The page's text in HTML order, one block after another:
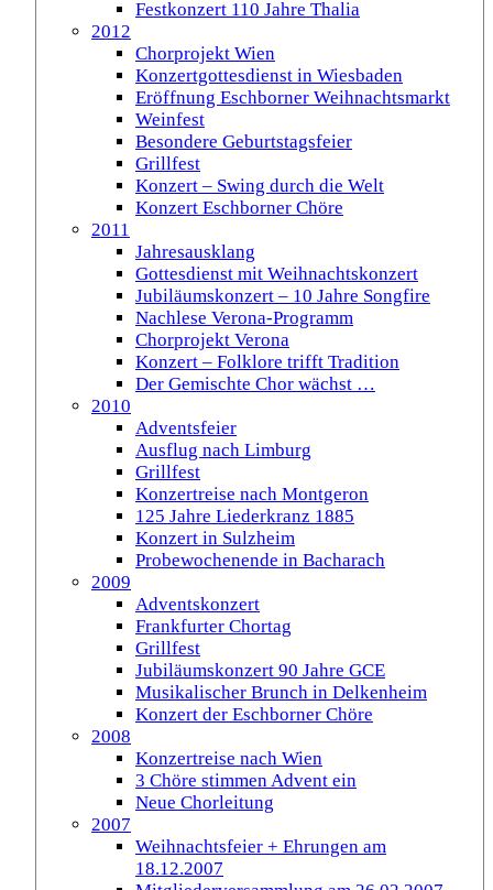
Festkonzert 110 Jahre Thalia
2012
Chorprojekt Wien
Konzertgottesdienst in Wiesbaden
Eröffnung Eschborner Weihnachtsmarkt
Weinfest
Besondere Geburtstagsfeier
Grillfest
Konzert – Swing durch die Welt
Konzert Eschborner Chöre
2011
Jahresausklang
Gottesdienst mit Weihnachtskonzert
Jubiläumskonzert – 10 Jahre Songfire
Nachlese Verona-Programm
Chorprojekt Verona
Konzert – Folklore trifft Tradition
Der Gemischte Chor wächst …
2010
Adventsfeier
Ausflug nach Limburg
Grillfest
Konzertreise nach Montgeron
125 Jahre Liederkranz 1885
Konzert in Sulzheim
Probewochenende in Bacharach
2009
Adventskonzert
Frankfurter Chortag
Grillfest
Jubiläumskonzert 90 Jahre GCE
Musikalischer Brunch in Delkenheim
Konzert der Eschborner Chöre
2008
Konzertreise nach Wien
3 Chöre stimmen Advent ein
Neue Chorleitung
2007
Weihnachtsfeier + Ehrungen am
18.12.2007